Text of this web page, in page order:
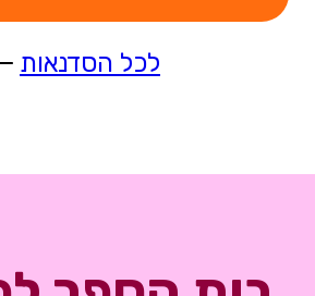
לכל הסדנאות